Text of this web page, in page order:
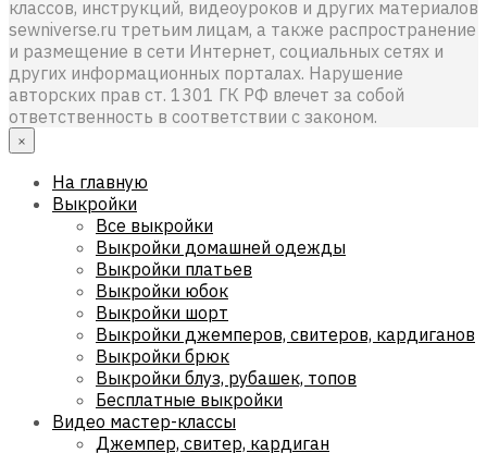
классов, инструкций, видеоуроков и других материалов
sewniverse.ru третьим лицам, а также распространение
и размещение в сети Интернет, социальных сетях и
других информационных порталах. Нарушение
авторских прав ст. 1301 ГК РФ влечет за собой
ответственность в соответствии с законом.
×
На главную
Выкройки
Все выкройки
Выкройки домашней одежды
Выкройки платьев
Выкройки юбок
Выкройки шорт
Выкройки джемперов, свитеров, кардиганов
Выкройки брюк
Выкройки блуз, рубашек, топов
Бесплатные выкройки
Видео мастер-классы
Джемпер, свитер, кардиган